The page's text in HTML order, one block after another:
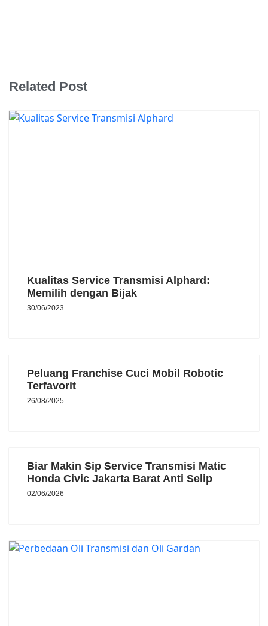
Related Post
Kualitas Service Transmisi Alphard:
Memilih dengan Bijak
30/06/2023
Peluang Franchise Cuci Mobil Robotic
Terfavorit
26/08/2025
Biar Makin Sip Service Transmisi Matic
Honda Civic Jakarta Barat Anti Selip
02/06/2026